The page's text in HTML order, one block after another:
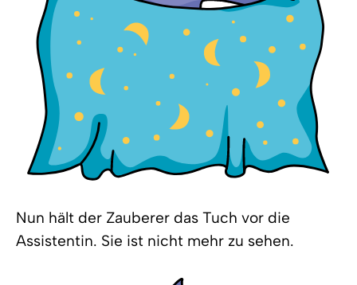
Nun hält der Zauberer das Tuch vor die
Assistentin. Sie ist nicht mehr zu sehen.